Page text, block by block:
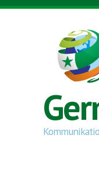
Skip to main content